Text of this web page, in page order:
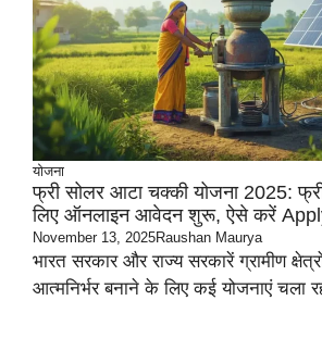
योजना
फ्री सोलर आटा चक्की योजना 2025:
लिए ऑनलाइन आवेदन शुरू, ऐसे करें
November 13, 2025Raushan Maurya
भारत सरकार और राज्य सरकारें ग्रामीण
आत्मनिर्भर बनाने के लिए कई योजनाएं चला